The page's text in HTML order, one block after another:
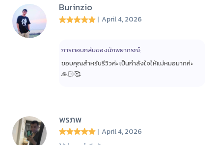
Burinzio
| April 4, 2026
การตอบกลับของนักพยากรณ์:
ขอบคุณสำหรับรีวิวค่ะ เป็นกำลังใจให้แม่หมอมากค่ะ
🙏🏻🥰
พรภพ
| April 4, 2026